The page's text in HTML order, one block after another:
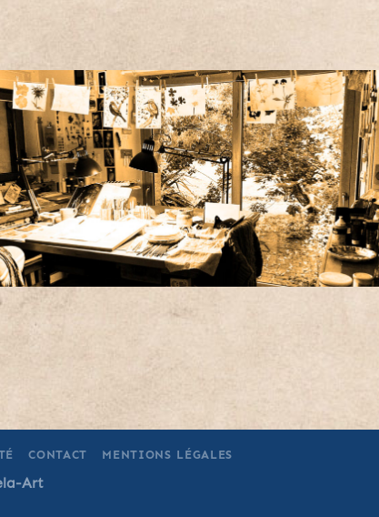
CONTACT MENTIONS LÉGALES
Art